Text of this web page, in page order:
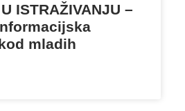
ISTRAŽIVANJU –
mladih